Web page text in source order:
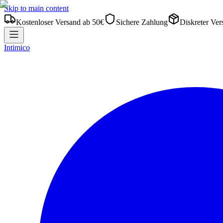
Skip to main content
Kostenloser Versand ab 50€
Sichere Zahlung Diskreter
Intimico